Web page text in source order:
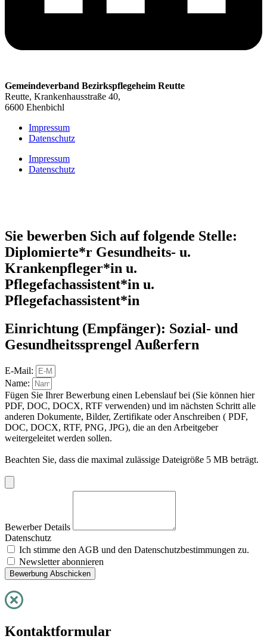
Gemeindeverband Bezirkspflegeheim Reutte
Reutte, Krankenhausstraße 40,
6600 Ehenbichl
Impressum
Datenschutz
Impressum
Datenschutz
Sie bewerben Sich auf folgende Stelle:
Diplomierte*r Gesundheits- u.
Krankenpfleger*in u.
Pflegefachassistent*in u.
Pflegefachassistent*in
Einrichtung (Empfänger): Sozial- und
Gesundheitssprengel Außerfern
E-Mail:
Name:
Fügen Sie Ihrer Bewerbung einen Lebenslauf bei (Sie können hier
PDF, DOC, DOCX, RTF verwenden) und im nächsten Schritt alle
anderen Dokumente, Bilder, Zertifikate oder Anschreiben ( PDF,
DOC, DOCX, RTF, PNG, JPG), die an den Arbeitgeber
weitergeleitet werden sollen.
Beachten Sie, dass die maximal zulässige Dateigröße 5 MB beträgt.
Bewerber Details
Datenschutz
Ich stimme den AGB und den Datenschutzbestimmungen zu.
Newsletter abonnieren
Bewerbung Abschicken
Kontaktformular